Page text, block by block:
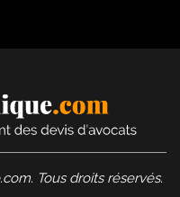
Tous droits réservés.